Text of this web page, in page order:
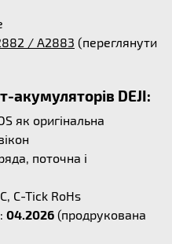
/ A2883 (переглянути
акумуляторів DEJI:
як оригінальна
поточна і
C-Tick RoHs
04.2026 (продрукована